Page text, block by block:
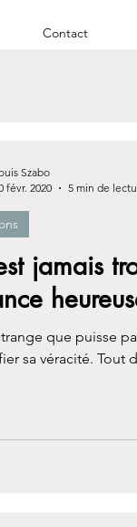
Contact
jamais
que puisse
Szabo
févr. 2020
5 min de